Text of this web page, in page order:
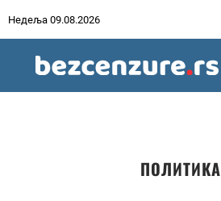
Недеља 09.08.2026
ПОЛИТИКА